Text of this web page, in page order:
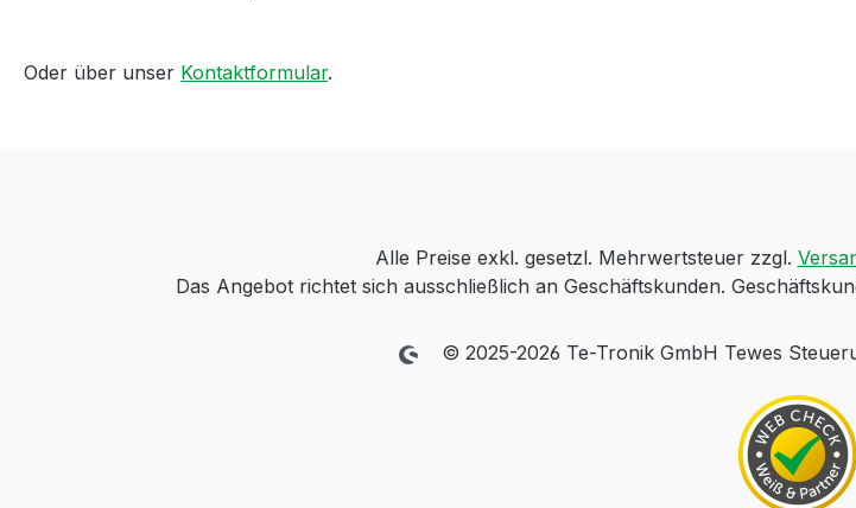
Oder über unser Kontaktformular.
Alle Preise exkl. gesetzl. Mehrwertsteuer zzgl.
Das Angebot richtet sich ausschließlich an Geschäftskunden.
© 2025-2026 Te-Tronik GmbH Tewes